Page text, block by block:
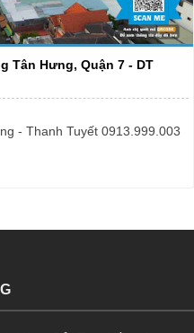
Tân Hưng, Quận 7 - DT
- Thanh Tuyết 0913.999.003